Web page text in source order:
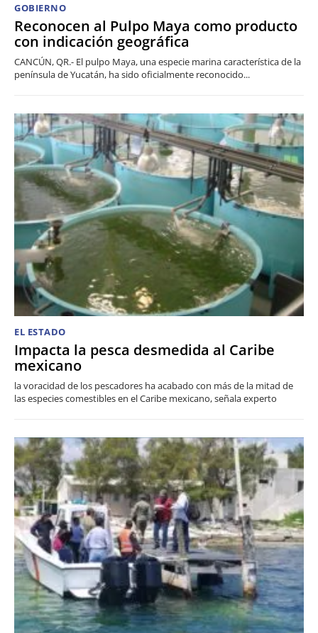
GOBIERNO
Reconocen al Pulpo Maya como producto
con indicación geográfica
CANCÚN, QR.- El pulpo Maya, una especie marina característica de la
península de Yucatán, ha sido oficialmente reconocido...
EL ESTADO
Impacta la pesca desmedida al Caribe
mexicano
la voracidad de los pescadores ha acabado con más de la mitad de
las especies comestibles en el Caribe mexicano, señala experto